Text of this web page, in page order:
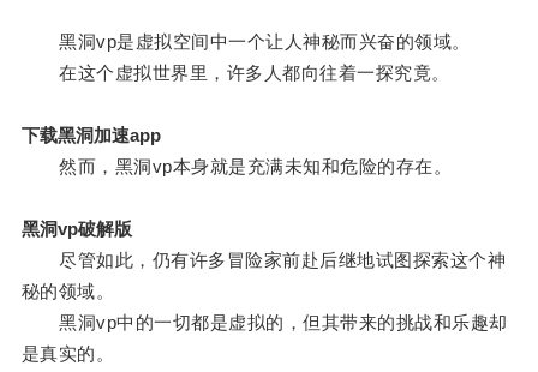
黑洞vp是虚拟空间中一个让人神秘而兴奋的领域。
在这个虚拟世界里，许多人都向往着一探究竟。
下载黑洞加速app
然而，黑洞vp本身就是充满未知和危险的存在。
黑洞vp破解版
尽管如此，仍有许多冒险家前赴后继地试图探索这个神
秘的领域。
黑洞vp中的一切都是虚拟的，但其带来的挑战和乐趣却
是真实的。